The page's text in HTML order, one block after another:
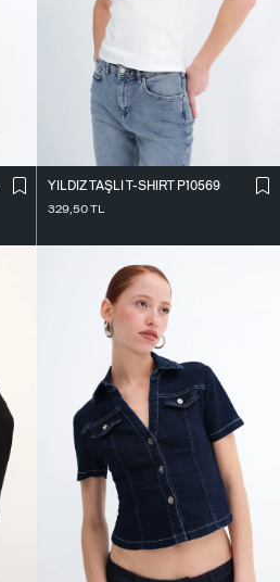
YILDIZ TAŞLI T-SHIRT P10569
329,50TL